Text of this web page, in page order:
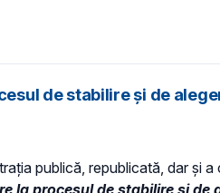
de stabilire şi de
publică, republicată, dar și a
la procesul de stabilire şi de